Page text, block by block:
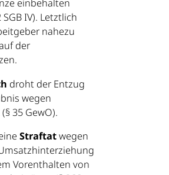
einbehalten
IV). Letztlich
nahezu
der
droht der Entzug
wegen
35 GewO).
Straftatwegen
Vorenthalten von